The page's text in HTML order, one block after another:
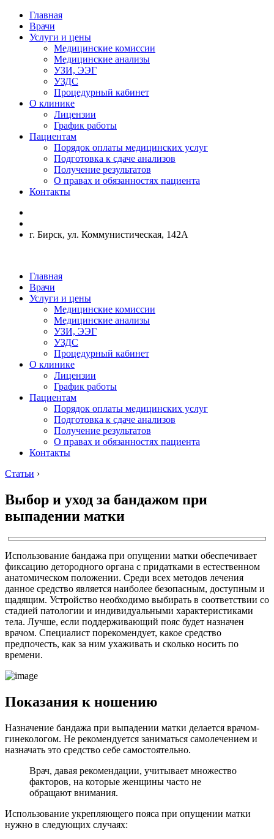
Главная
Врачи
Услуги и цены
Медицинские комиссии
Медицинские анализы
УЗИ, ЭЭГ
УЗДС
Процедурный кабинет
О клинике
Лицензии
График работы
Пациентам
Порядок оплаты медицинских услуг
Подготовка к сдаче анализов
Получение результатов
О правах и обязанностях пациента
Контакты
г. Бирск, ул. Коммунистическая, 142А
Главная
Врачи
Услуги и цены
Медицинские комиссии
Медицинские анализы
УЗИ, ЭЭГ
УЗДС
Процедурный кабинет
О клинике
Лицензии
График работы
Пациентам
Порядок оплаты медицинских услуг
Подготовка к сдаче анализов
Получение результатов
О правах и обязанностях пациента
Контакты
Статьи ›
Выбор и уход за бандажом при
выпадении матки
Использование бандажа при опущении матки обеспечивает
фиксацию детородного органа с придатками в естественном
анатомическом положении. Среди всех методов лечения
данное средство является наиболее безопасным, доступным и
щадящим. Устройство необходимо выбирать в соответствии со
стадией патологии и индивидуальными характеристиками
тела. Лучше, если поддерживающий пояс будет назначен
врачом. Специалист порекомендует, какое средство
предпочесть, как за ним ухаживать и сколько носить по
времени.
Показания к ношению
Назначение бандажа при выпадении матки делается врачом-
гинекологом. Не рекомендуется заниматься самолечением и
назначать это средство себе самостоятельно.
Врач, давая рекомендации, учитывает множество
факторов, на которые женщины часто не
обращают внимания.
Использование укрепляющего пояса при опущении матки
нужно в следующих случаях: